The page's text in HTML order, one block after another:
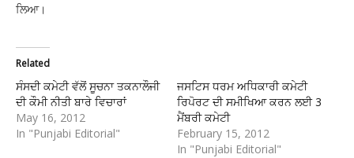
ਲਿਆ।
Related
ਸੰਸਦੀ ਕਮੇਟੀ ਵੱਲੋਂ ਸੂਚਨਾ ਤਕਨਾਲੌਜੀ
ਦੀ ਕੌਮੀ ਨੀਤੀ ਬਾਰੇ ਵਿਚਾਰਾਂ
May 16, 2012
In "Punjabi Editorial"
ਜਸਟਿਸ ਧਰਮ ਅਧਿਕਾਰੀ ਕਮੇਟੀ
ਰਿਪੋਰਟ ਦੀ ਸਮੀਖਿਆ ਕਰਨ ਲਈ 3
ਮੈਂਬਰੀ ਕਮੇਟੀ
February 15, 2012
In "Punjabi Editorial"